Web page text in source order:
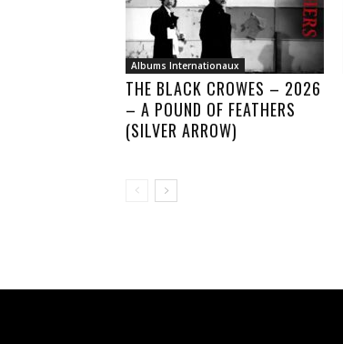
Albums Internationaux
THE BLACK CROWES – 2026
– A POUND OF FEATHERS
(SILVER ARROW)